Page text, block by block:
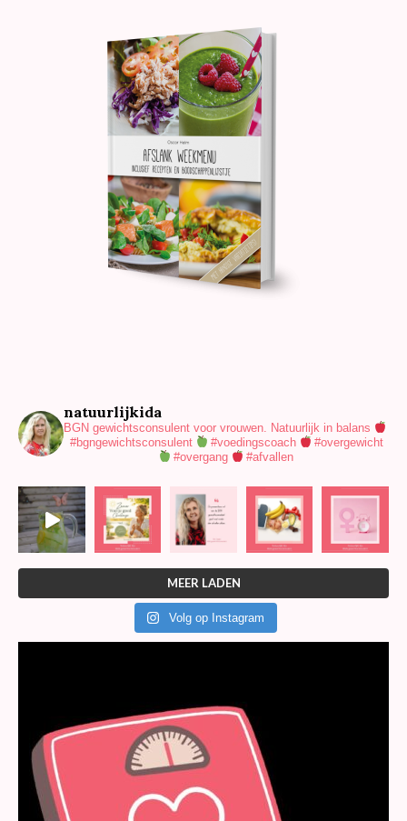
natuurlijkida
BGN gewichtsconsulent voor vrouwen.
Natuurlijk in balans
#bgngewichtsconsulent
#voedingscoach
#overgewicht
#overgang
#afvallen
MEER LADEN
Volg op Instagram